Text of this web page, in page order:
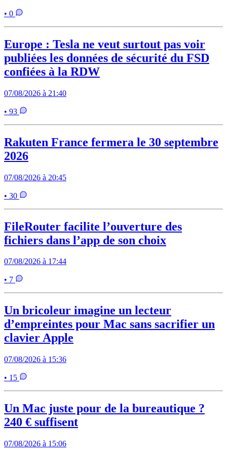
• 0
Europe : Tesla ne veut surtout pas voir
publiées les données de sécurité du FSD
confiées à la RDW
07/08/2026 à 21:40
• 93
Rakuten France fermera le 30 septembre
2026
07/08/2026 à 20:45
• 30
FileRouter facilite l’ouverture des
fichiers dans l’app de son choix
07/08/2026 à 17:44
• 7
Un bricoleur imagine un lecteur
d’empreintes pour Mac sans sacrifier un
clavier Apple
07/08/2026 à 15:36
• 15
Un Mac juste pour de la bureautique ?
240 € suffisent
07/08/2026 à 15:06